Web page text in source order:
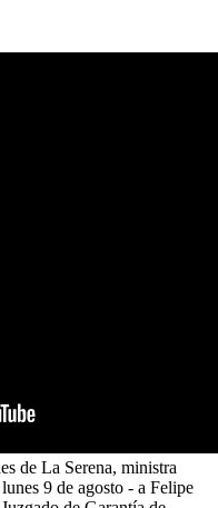
de La Serena, ministra
9 de agosto - a Felipe